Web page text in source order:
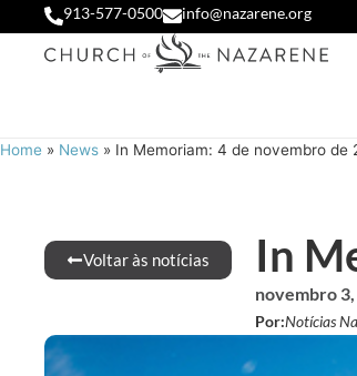
913-577-0500 info@nazarene.org
Home » News » In Memoriam: 4 de novembro de
Voltar às notícias In
novembro
Por:Notícias